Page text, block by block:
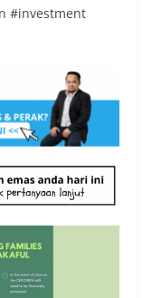
#investment